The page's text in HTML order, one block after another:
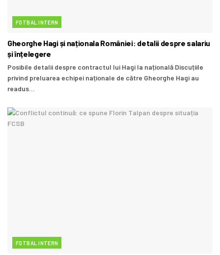
FOTBAL INTERN
Gheorghe Hagi și naționala României: detalii despre salariu
și înțelegere
Posibile detalii despre contractul lui Hagi la națională Discuțiile
privind preluarea echipei naționale de către Gheorghe Hagi au
readus...
FOTBAL INTERN